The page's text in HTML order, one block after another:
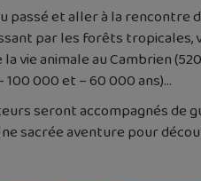
et aller à la
par les forêts
vie animale au Cambrien
100 000 et – 60 000 ans)…
seront accompagnés de
sacrée aventure pour